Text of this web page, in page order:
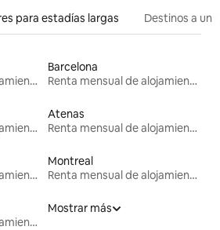
para estadías largas Destinos a un
Renta mensual de alojamientos
Barcelona
Renta mensual de alojamientos
Renta mensual de alojamientos
Atenas
Renta mensual de alojamientos
Renta mensual de alojamientos
Montreal
Renta mensual de alojamientos
Renta mensual de alojamientos
Mostrar más